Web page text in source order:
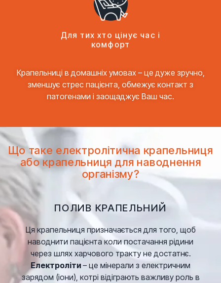
Для тих хто цінує час і
комфорт
Крапельниці в домашніх умовах – це дуже зручно,
зменшує стрес пацієнта, обмежує контакт з
патогенами і заощаджує Ваш час.
Що таке електролітична крапельниця
або крапельниця для наводнення
організму?
ПОЛИВ КРАПЕЛЬНИЙ
Ця крапельниця призначається для того, щоб
наводнити пацієнта коли постачання рідини
через шлях харчового тракту не достатнє.
Електроліти – це мінерали з електричним
зарядом (іони), котрі відіграють важливу роль в